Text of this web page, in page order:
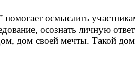
осмыслить
осознать личную
дом своей мечты. Такой